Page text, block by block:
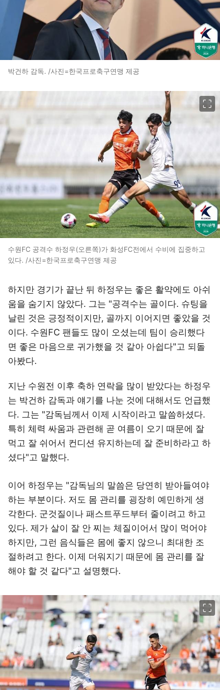
박건하 감독. /사진=한국프로축구연맹 제공
수원FC 공격수 하정우(오른쪽)가 화성FC전에서 수비에 집중하고
있다. /사진=한국프로축구연맹 제공
하지만 경기가 끝난 뒤 하정우는 좋은 활약에도 아쉬
움을 숨기지 않았다. 그는 "공격수는 골이다. 슈팅을
날린 것은 긍정적이지만, 골까지 이어지면 좋았을 것
이다. 수원FC 팬들도 많이 오셨는데 팀이 승리했다
면 좋은 마음으로 귀가했을 것 같아 아쉽다"고 되돌
아봤다.
지난 수원전 이후 축하 연락을 많이 받았다는 하정우
는 박건하 감독과 얘기를 나눈 것에 대해서도 언급했
다. 그는 "감독님께서 이제 시작이라고 말씀하셨다.
특히 체력 싸움과 관련해 곧 여름이 오기 때문에 잘
먹고 잘 쉬어서 컨디션 유지하는데 잘 준비하라고 하
셨다"고 말했다.
이어 하정우는 "감독님의 말씀은 당연히 받아들여야
하는 부분이다. 저도 몸 관리를 굉장히 예민하게 생
각한다. 군것질이나 패스트푸드부터 줄이려고 하고
있다. 제가 살이 잘 안 찌는 체질이어서 많이 먹어야
하지만, 그런 음식들은 몸에 좋지 않으니 최대한 조
절하려고 한다. 이제 더워지기 때문에 몸 관리를 잘
해야 할 것 같다"고 설명했다.